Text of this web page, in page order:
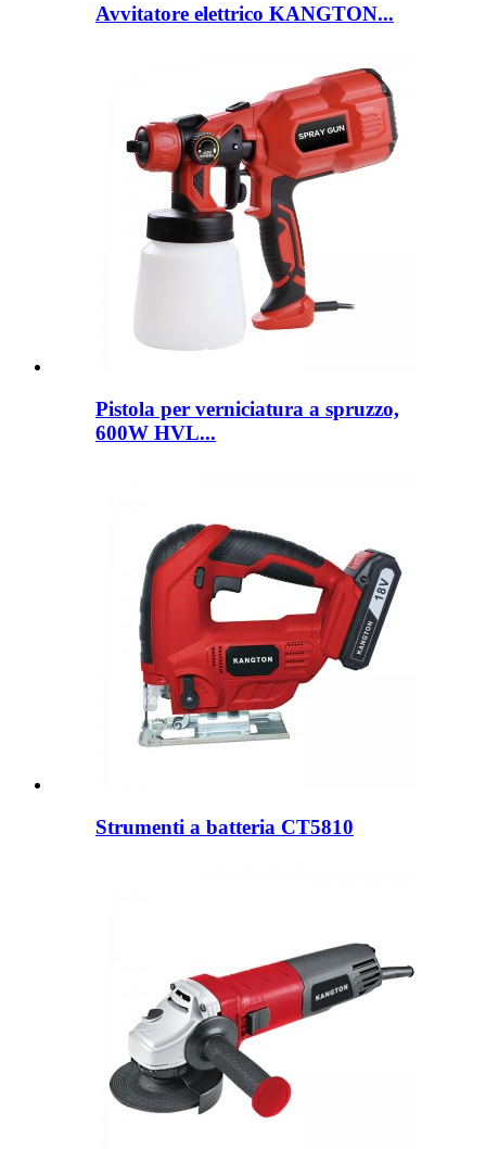
Avvitatore elettrico KANGTON...
Pistola per verniciatura a spruzzo,
600W HVL...
Strumenti a batteria CT5810